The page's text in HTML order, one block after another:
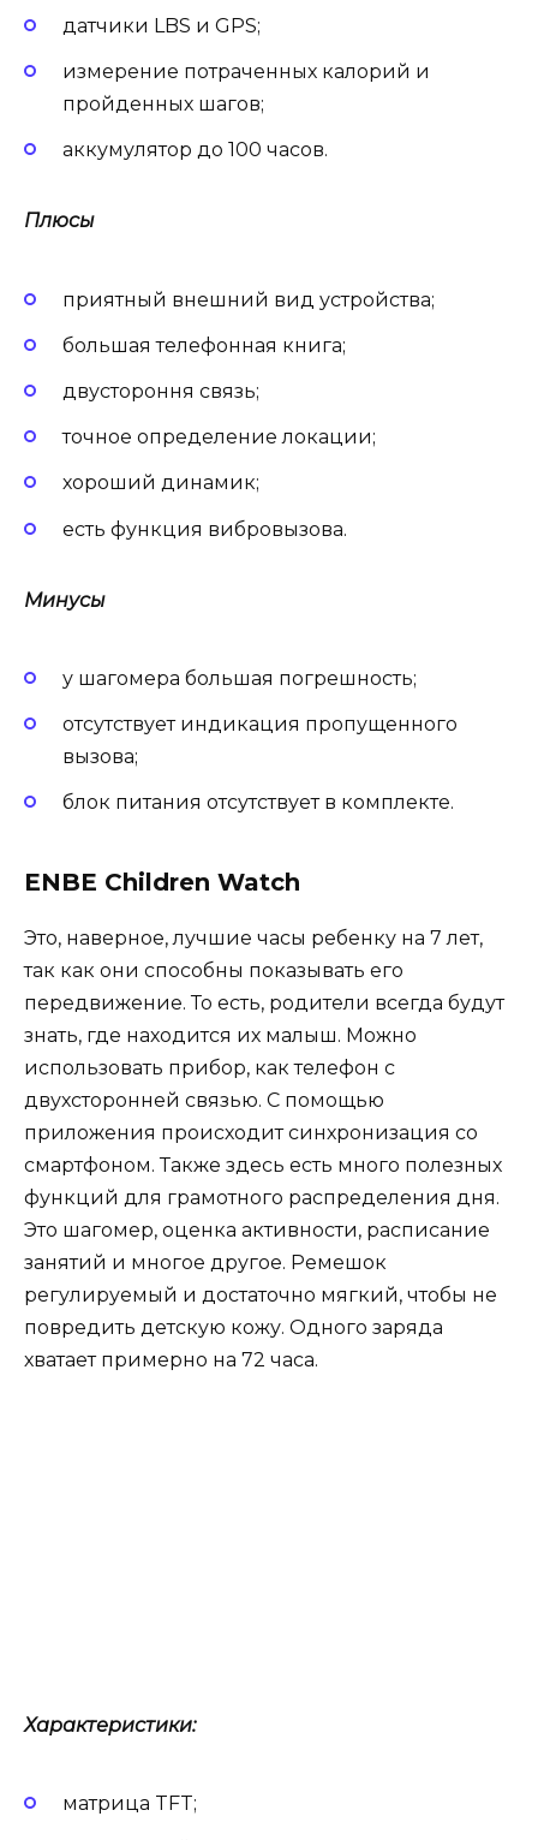
датчики LBS и GPS;
измерение потраченных калорий и
пройденных шагов;
аккумулятор до 100 часов.
Плюсы
приятный внешний вид устройства;
большая телефонная книга;
двустороння связь;
точное определение локации;
хороший динамик;
есть функция вибровызова.
Минусы
у шагомера большая погрешность;
отсутствует индикация пропущенного
вызова;
блок питания отсутствует в комплекте.
ENBE Children Watch
Это, наверное, лучшие часы ребенку на 7 лет,
так как они способны показывать его
передвижение. То есть, родители всегда будут
знать, где находится их малыш. Можно
использовать прибор, как телефон с
двухсторонней связью. С помощью
приложения происходит синхронизация со
смартфоном. Также здесь есть много полезных
функций для грамотного распределения дня.
Это шагомер, оценка активности, расписание
занятий и многое другое. Ремешок
регулируемый и достаточно мягкий, чтобы не
повредить детскую кожу. Одного заряда
хватает примерно на 72 часа.
Характеристики:
матрица TFT;